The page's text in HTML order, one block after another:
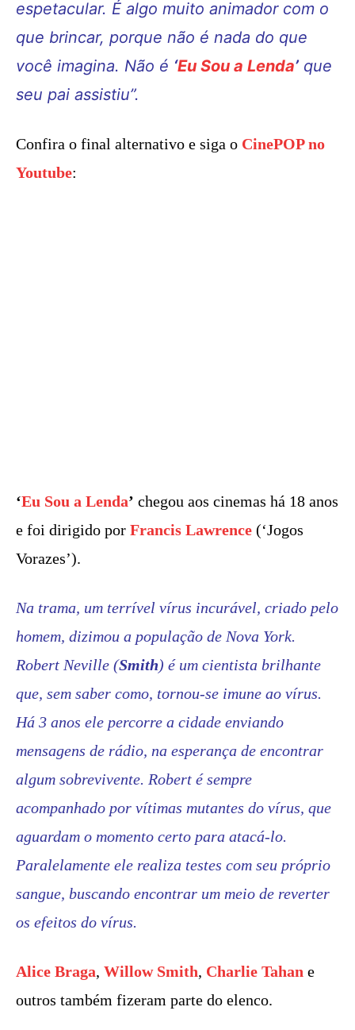
espetacular. É algo muito animador com o
que brincar, porque não é nada do que
você imagina. Não é ‘Eu Sou a Lenda’ que
seu pai assistiu”.
Confira o final alternativo e siga o CinePOP no
Youtube:
‘Eu Sou a Lenda’ chegou aos cinemas há 18 anos
e foi dirigido por Francis Lawrence (‘Jogos
Vorazes’).
Na trama, um terrível vírus incurável, criado pelo
homem, dizimou a população de Nova York.
Robert Neville (Smith) é um cientista brilhante
que, sem saber como, tornou-se imune ao vírus.
Há 3 anos ele percorre a cidade enviando
mensagens de rádio, na esperança de encontrar
algum sobrevivente. Robert é sempre
acompanhado por vítimas mutantes do vírus, que
aguardam o momento certo para atacá-lo.
Paralelamente ele realiza testes com seu próprio
sangue, buscando encontrar um meio de reverter
os efeitos do vírus.
Alice Braga, Willow Smith, Charlie Tahan e
outros também fizeram parte do elenco.